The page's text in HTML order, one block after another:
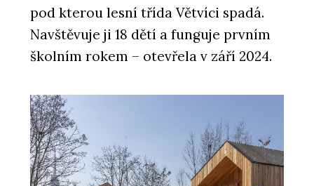
pod kterou lesní třída Větvíci spadá.
Navštěvuje ji 18 dětí a funguje prvním
školním rokem – otevřela v září 2024.